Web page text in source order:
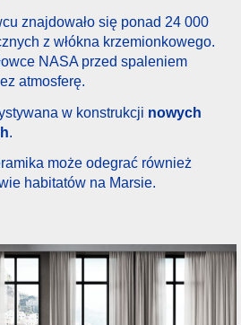
znajdowało się ponad 24 000
z włókna krzemionkowego.
NASA przed spaleniem
atmosferę.
w konstrukcji nowych
.
może odegrać również
habitatów na Marsie.